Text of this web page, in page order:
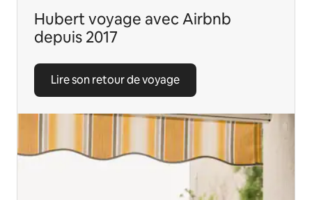
Hubert voyage avec Airbnb
depuis 2017
Lire son retour de voyage